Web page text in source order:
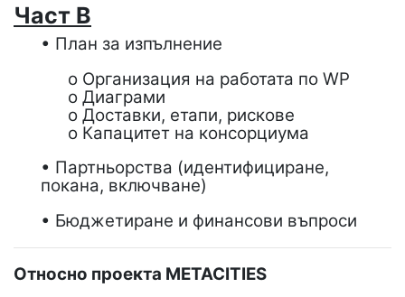
Част В
• План за изпълнение
o Организация на работата по WP
o Диаграми
o Доставки, етапи, рискове
o Капацитет на консорциума
• Партньорства (идентифициране,
покана, включване)
• Бюджетиране и финансови въпроси
Относно проекта METACITIES